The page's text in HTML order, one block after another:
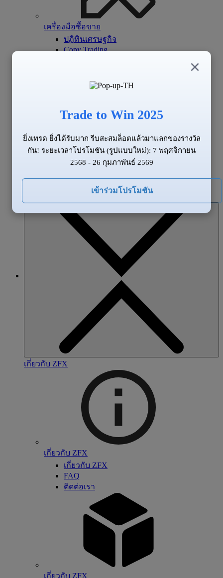
เครื่องมือซื้อขาย
ปฏิทินเศรษฐกิจ
Copy Trading
ข้อมูลของตลาด
ข่าวสาร
เกี่ยวกับ ZFX
เกี่ยวกับ ZFX
เกี่ยวกับ ZFX
FAQ
ติดต่อเรา
เกี่ยวกับ ZFX
×
Trade to Win 2025
ยิ่งเทรด ยิ่งได้รับมาก รีบสะสมล็อตแล้วมาแลกของรางวัล
กัน! ระยะเวลาโปรโมชัน (รูปแบบใหม่): 7 พฤศจิกายน
2568 - 26 กุมภาพันธ์ 2569
เข้าร่วมโปรโมชัน